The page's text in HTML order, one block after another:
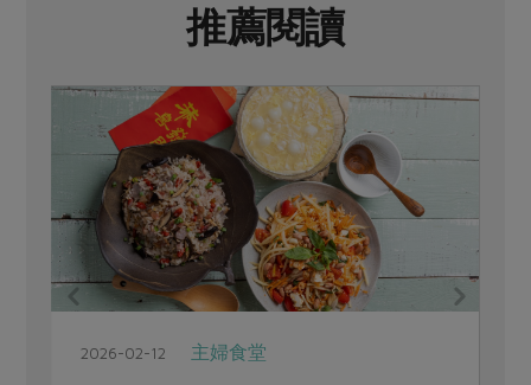
推薦閱讀
2026-02-12 主婦食堂